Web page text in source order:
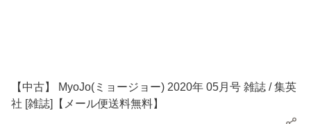
【中古】 MyoJo(ミョージョー) 2020年 05月号 雑誌 / 集英
社 [雑誌]【メール便送料無料】